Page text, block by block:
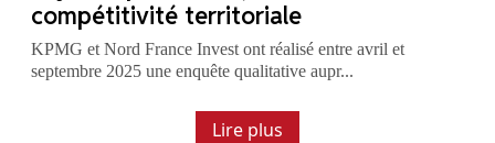
compétitivité territoriale
KPMG et Nord France Invest ont réalisé entre avril et
septembre 2025 une enquête qualitative aupr...
Lire plus